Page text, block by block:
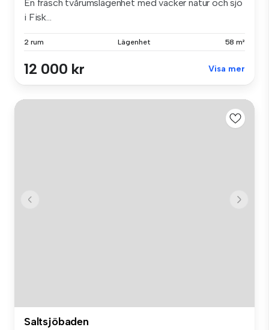
En fräsch tvårumslägenhet med vacker natur och sjö
i Fisk...
2 rum Lägenhet 58 m²
12 000 kr Visa mer
Saltsjöbaden